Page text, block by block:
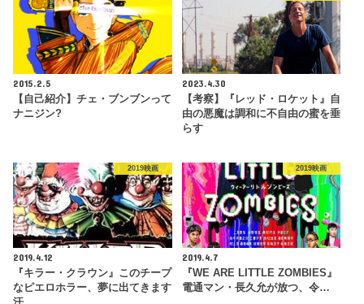
2015.2.5
【自己紹介】チェ・ブンブンって
ナニジン?
2023.4.30
【考察】『レッド・ロケット』自
由の悪魔は調和に不自由の蜜を垂
らす
2019映画
2019.4.12
『キラー・クラウン』このチープ
なピエロホラー、夢に出てきます
2019映画
2019.4.7
『WE ARE LITTLE ZOMBIES』
電通マン・長久允が放つ、令…